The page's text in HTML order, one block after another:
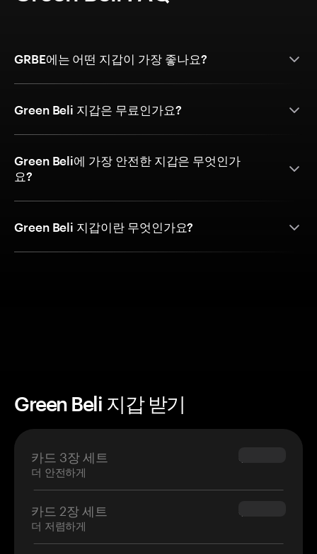
GRBE에는 어떤 지갑이 가장 좋나요?
Green Beli 지갑은 무료인가요?
Green Beli에 가장 안전한 지갑은 무엇인가
요?
Green Beli 지갑이란 무엇인가요?
Green Beli 지갑 받기
카드 3장 세트
더 안전하게
$69.90
카드 2장 세트
더 저렴하게
$54.90